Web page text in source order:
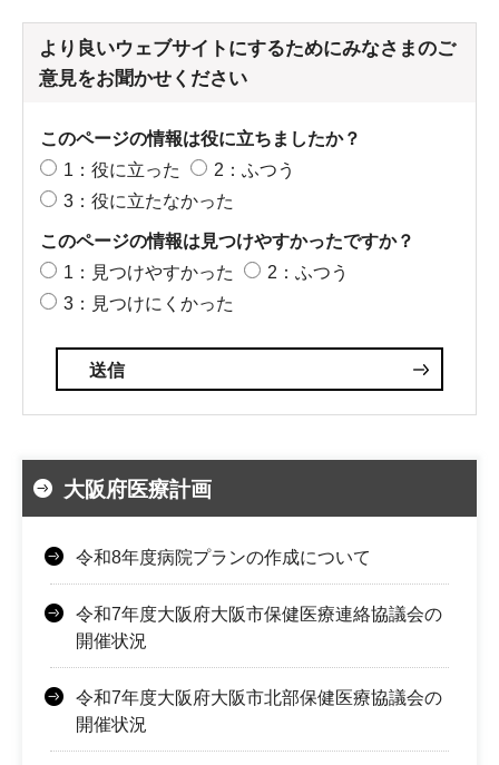
より良いウェブサイトにするためにみなさまのご
意見をお聞かせください
このページの情報は役に立ちましたか？
1：役に立った
2：ふつう
3：役に立たなかった
このページの情報は見つけやすかったですか？
1：見つけやすかった
2：ふつう
3：見つけにくかった
大阪府医療計画
令和8年度病院プランの作成について
令和7年度大阪府大阪市保健医療連絡協議会の
開催状況
令和7年度大阪府大阪市北部保健医療協議会の
開催状況